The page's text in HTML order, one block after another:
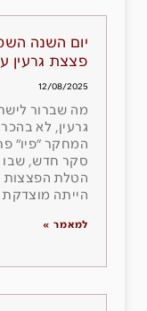
יום השנה
פצצת גרעין
12/08/2025
מה שברור
גרעין, לא
המחקר ״פיו״
סקר חדש, שבו
הייתה
למאמר »